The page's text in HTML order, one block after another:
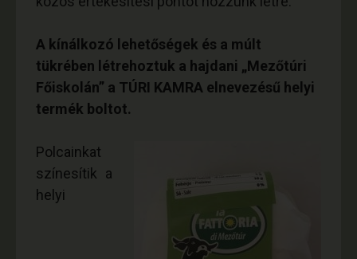
A kínálkozó lehetőségek és a múlt
tükrében létrehoztuk a hajdani „Mezőtúri
Főiskolán” a TÚRI KAMRA elnevezésű helyi
termék boltot.
Polcainkat
színesítik a
helyi